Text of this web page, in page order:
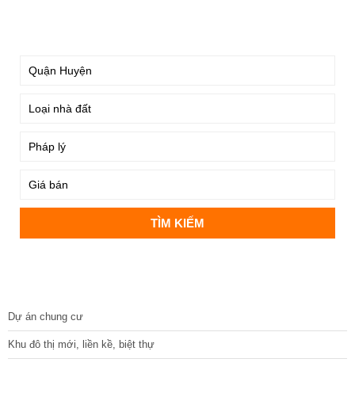
Dự án chung cư
Khu đô thị mới, liền kề, biệt thự